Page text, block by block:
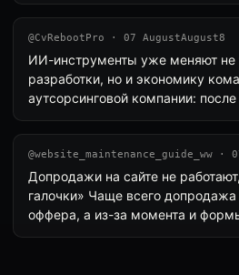
@CvRebootPro · 07 AugustAugust8
ИИ-инструменты уже меняют не
разработки, но и экономику
аутсорсинговой компании:
@website_maintenance_guide_ww ·
Допродажи на сайте не
галочки» Чаще всего допродажа
оффера, а из-за момента и